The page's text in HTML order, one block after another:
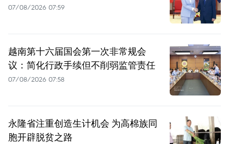
07/08/2026 07:59
越南第十六届国会第一次非常规会
议：简化行政手续但不削弱监管责任
07/08/2026 07:58
永隆省注重创造生计机会 为高棉族同
胞开辟脱贫之路